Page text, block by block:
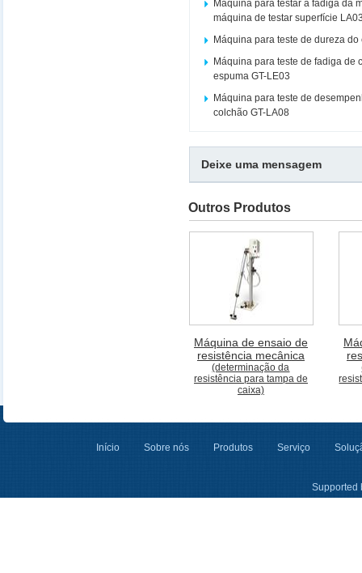
Máquina para testar a fadiga da
máquina de testar superfície
Máquina para teste de dureza
Máquina para teste de fadiga de
espuma GT-LE03
Máquina para teste de
colchão GT-LA08
Deixe uma mensagem
Outros Produtos
Máquina de ensaio de
resistência mecânica
(determinação da
resistência para tampa de
caixa)
Início Sobre nós Produtos Serviço
Supported